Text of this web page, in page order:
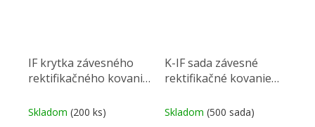
IF krytka závesného
rektifikačného kovania
Skladom (200 ks)
K-IF sada závesné
rektifikačné kovanie
Skladom (500 sada)